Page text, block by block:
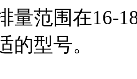
量范围在16-
的型号。